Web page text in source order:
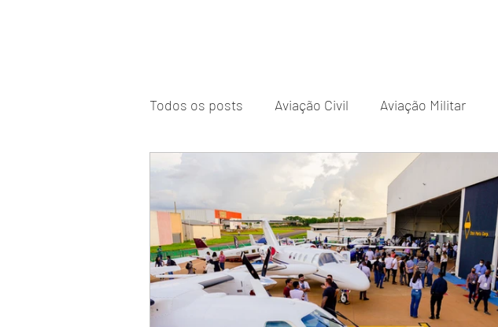
Todos os posts Aviação Civil Aviação Militar
PR-WILL - Meu Diário de Bordo